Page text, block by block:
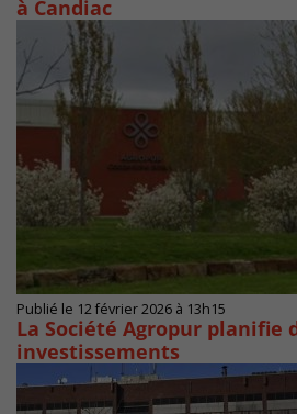
à Candiac
Publié le 12 février 2026 à 13h15
La Société Agropur planifie
investissements